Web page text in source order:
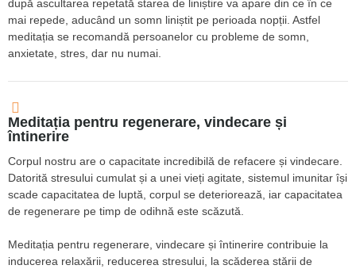
după ascultarea repetată starea de liniștire va apare din ce în ce
mai repede, aducând un somn liniștit pe perioada nopții. Astfel
meditația se recomandă persoanelor cu probleme de somn,
anxietate, stres, dar nu numai.
Meditația pentru regenerare, vindecare și
întinerire
Corpul nostru are o capacitate incredibilă de refacere și vindecare.
Datorită stresului cumulat și a unei vieți agitate, sistemul imunitar își
scade capacitatea de luptă, corpul se deteriorează, iar capacitatea
de regenerare pe timp de odihnă este scăzută.
Meditația pentru regenerare, vindecare și întinerire contribuie la
inducerea relaxării, reducerea stresului, la scăderea stării de